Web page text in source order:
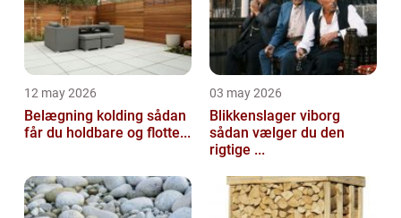
12 may 2026
Belægning kolding sådan
får du holdbare og flotte...
03 may 2026
Blikkenslager viborg
sådan vælger du den
rigtige ...